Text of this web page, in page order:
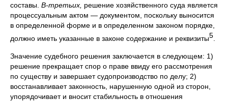
составы. В-третьих, решение хозяйственного суда является
процессуальным актом — документом, поскольку выносится
в определенной форме и в определенном законом порядке,
должно иметь указанные в законе содержание и реквизиты5
Значение судебного решения заключается в следующем: 1)
решение прекращает спор о праве ввиду его рассмотрения
по существу и завершает судопроизводство по делу; 2)
восстанавливает законность, нарушенную одной из сторон,
упорядочивает и вносит стабильность в отношения